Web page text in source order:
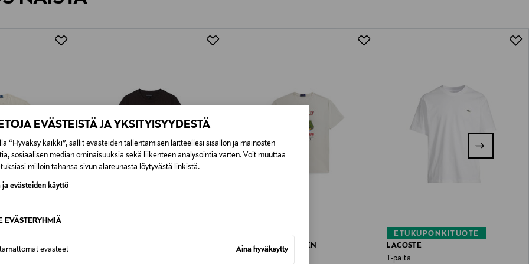
EVÄSTEISTÄ JA YKSITYISYYDESTÄ
“Hyväksy kaikki”, sallit evästeiden tallentamisen laitteellesi sisällön ja mainosten
sosiaalisen median ominaisuuksia sekä liikenteen analysointia varten. Voit muuttaa
milloin tahansa sivun alareunasta löytyvästä linkistä.
ja evästeiden käyttö
EVÄSTERYHMIÄ
evästeet Aina hyväksytty
Alk. 6,90 €, kun toimitus on saatavilla valittuun osoitteeseen.
ALE –42%
ALE –40%
POLO RALPH LAUREN
ETUKUPONKITUOTE
LACOSTE
T-paita